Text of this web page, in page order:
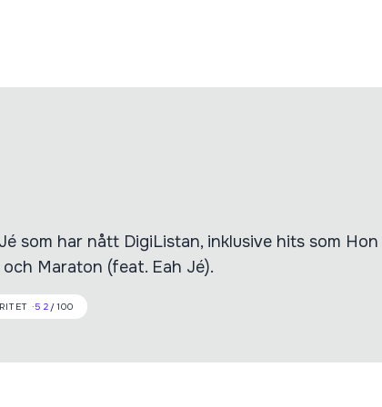
som har nått DigiListan, inklusive hits som Hon
Maraton (feat. Eah Jé).
·52 /100